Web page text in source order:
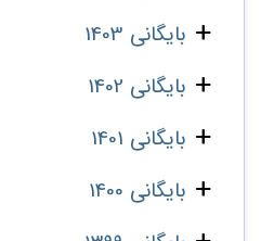
بایگانی 1403
بایگانی 1402
بایگانی 1401
بایگانی 1400